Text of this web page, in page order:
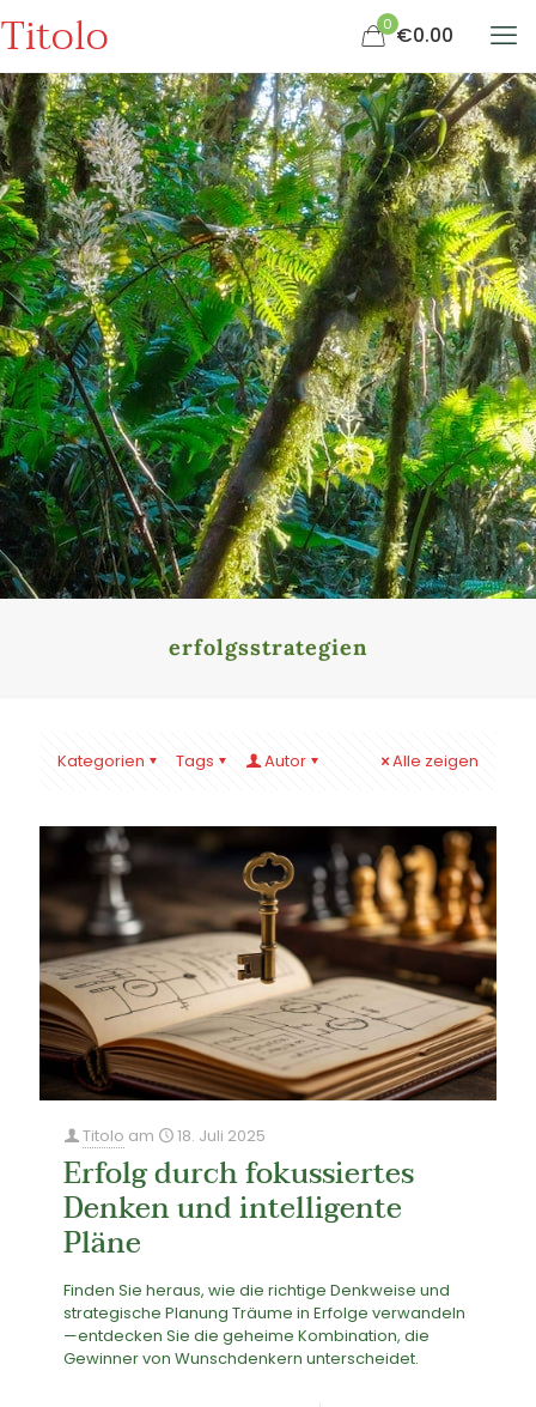
Titolo 0 €0.00
erfolgsstrategien
Kategorien Tags Autor Alle zeigen
Titolo am 18. Juli 2025
Erfolg durch fokussiertes
Denken und intelligente
Pläne
Finden Sie heraus, wie die richtige Denkweise und
strategische Planung Träume in Erfolge verwandeln
—entdecken Sie die geheime Kombination, die
Gewinner von Wunschdenkern unterscheidet.